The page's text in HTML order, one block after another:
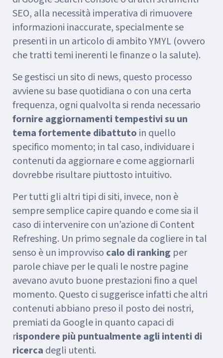
SEO, alla necessità imperativa di rimuovere
informazioni inaccurate, specialmente se
presenti in un articolo di ambito YMYL (ovvero
che tratti temi inerenti le finanze o la salute).
Se gestisci un sito di news, questo processo
avviene su base quotidiana o con una certa
frequenza, ogni qualvolta si renda necessario
fornire aggiornamenti tempestivi su un
tema fortemente dibattuto in quello
specifico momento; in tal caso, individuare i
contenuti da aggiornare e come aggiornarli
dovrebbe risultare piuttosto intuitivo.
Per tutti gli altri tipi di siti, invece, non è
sempre semplice capire quando e come sia il
caso di intervenire con un’azione di Content
Refreshing. Un primo segnale da cogliere in tal
senso è un improvviso calo di ranking per
parole chiave per le quali le nostre pagine
avevano avuto buone prestazioni fino a quel
momento. Questo ci suggerisce infatti che altri
contenuti abbiano preso il posto dei nostri,
premiati da Google in quanto capaci di
rispondere più puntualmente agli intenti di
ricerca degli utenti.